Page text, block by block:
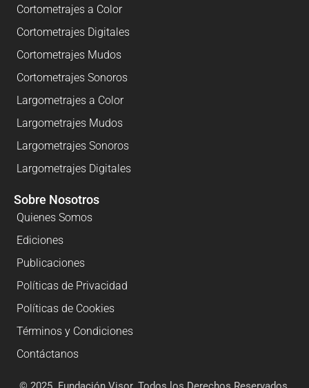
Cortometrajes a Color
Cortometrajes Digitales
Cortometrajes Mudos
Cortometrajes Sonoros
Largometrajes a Color
Largometrajes Mudos
Largometrajes Sonoros
Largometrajes Digitales
Sobre Nosotros
Quienes Somos
Ediciones
Publicaciones
Políticas de Privacidad
Políticas de Cookies
Términos y Condiciones
Contáctanos